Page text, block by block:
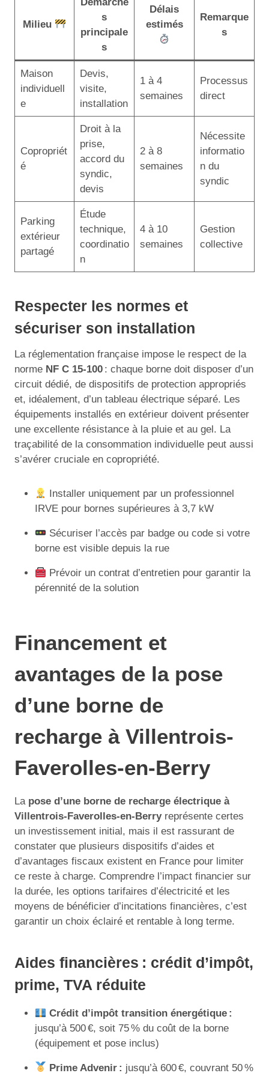
Milieu
s
principale
s
Délais
estimés
Remarque
s
Maison
individuell
e
Devis,
visite,
installation
1 à 4
semaines
Processus
direct
Copropriét
é
Droit à la
prise,
accord du
syndic,
devis
2 à 8
semaines
Nécessite
informatio
n du
syndic
Parking
extérieur
partagé
Étude
technique,
coordinatio
n
4 à 10
semaines
Gestion
collective
Respecter les normes et
sécuriser son installation
La réglementation française impose le respect de la
norme NF C 15-100 : chaque borne doit disposer d’un
circuit dédié, de dispositifs de protection appropriés
et, idéalement, d’un tableau électrique séparé. Les
équipements installés en extérieur doivent présenter
une excellente résistance à la pluie et au gel. La
traçabilité de la consommation individuelle peut aussi
s’avérer cruciale en copropriété.
Installer uniquement par un professionnel
IRVE pour bornes supérieures à 3,7 kW
Sécuriser l’accès par badge ou code si votre
borne est visible depuis la rue
Prévoir un contrat d’entretien pour garantir la
pérennité de la solution
Financement et
avantages de la pose
d’une borne de
recharge à Villentrois-
Faverolles-en-Berry
La pose d’une borne de recharge électrique à
Villentrois-Faverolles-en-Berryreprésente certes
un investissement initial, mais il est rassurant de
constater que plusieurs dispositifs d’aides et
d’avantages fiscaux existent en France pour limiter
ce reste à charge. Comprendre l’impact financier sur
la durée, les options tarifaires d’électricité et les
moyens de bénéficier d’incitations financières, c’est
garantir un choix éclairé et rentable à long terme.
Aides financières : crédit d’impôt,
prime, TVA réduite
Crédit d’impôt transition énergétique :
jusqu’à 500 €, soit 75 % du coût de la borne
(équipement et pose inclus)
Prime Advenir : jusqu’à 600 €, couvrant 50 %